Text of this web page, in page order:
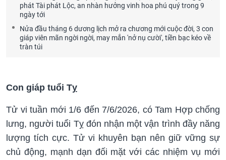
phát Tài phát Lộc, an nhàn hưởng vinh hoa phú quý trong 9
ngày tới
Nửa đầu tháng 6 dương lịch mở ra chương mới cuộc đời, 3 con
giáp viên mãn ngời ngời, may mắn 'nở nụ cười', tiền bạc kéo về
tràn túi
Con giáp tuổi Tỵ
Tử vi tuần mới 1/6 đến 7/6/2026, có Tam Hợp chống
lưng, người tuổi Tỵ đón nhận một vận trình đầy năng
lượng tích cực. Tử vi khuyên bạn nên giữ vững sự
chủ động, mạnh dạn đối mặt với các nhiệm vụ mới